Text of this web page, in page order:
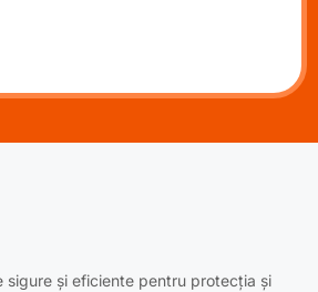
sigure și eficiente pentru protecția și